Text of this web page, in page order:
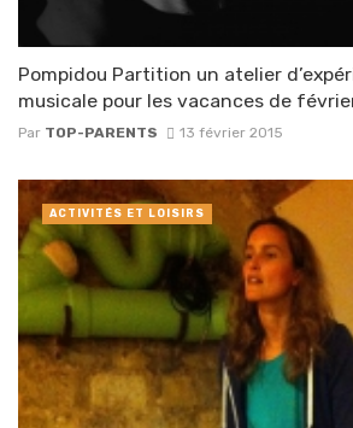
Pompidou Partition un atelier
musicale pour les vacances de
Par TOP-PARENTS 13 février 2015
ACTIVITÉS ET LOISIRS